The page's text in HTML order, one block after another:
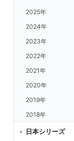
阪神 vs.福岡
阪神 vs.ヤクルト
阪神 vs.DeNA
阪神 vs.中日
阪神 vs.広島
巨人 vs.楽天
巨人 vs.西武
巨人 vs.ORIX
2025年
2024年
2023年
2022年
2021年
2020年
2019年
2018年
日本シリーズ